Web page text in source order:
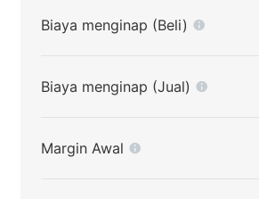
Biaya menginap (Beli)
Biaya menginap (Jual)
Margin Awal